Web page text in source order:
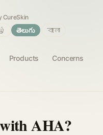
CureSkin
Products
Concerns
తెలుగు
বাংলা
AHA?